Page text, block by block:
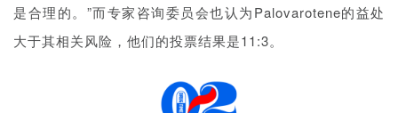
是合理的。”而专家咨询委员会也认为Palovarotene的益处
大于其相关风险，他们的投票结果是11:3。